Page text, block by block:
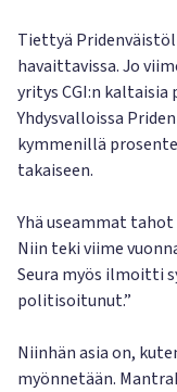
Tiettyä
havaittavissa. Jo
yritys CGI:n kaltaisia
Yhdysvalloissa
kymmenillä
takaiseen.
Yhä useammat
Niin teki viime
Seura myös ilmoitti
politisoitunut.”
Niinhän asia on,
myönnetään.